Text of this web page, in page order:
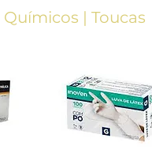
Químicos | Toucas